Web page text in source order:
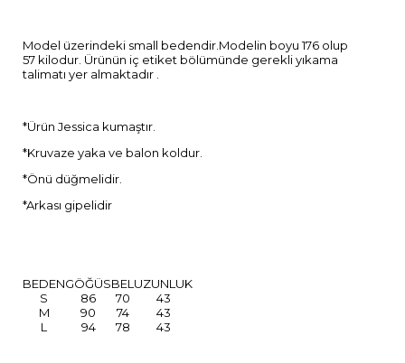
Model üzerindeki small bedendir.Modelin boyu 176 olup
57 kilodur. Ürünün iç etiket bölümünde gerekli yıkama
talimatı yer almaktadır .
*Ürün Jessica kumaştır.
*Kruvaze yaka ve balon koldur.
*Önü düğmelidir.
*Arkası gipelidir
BEDENGÖĞÜSBELUZUNLUK
S
86 70
43
M
90 74
43
L
94 78 43